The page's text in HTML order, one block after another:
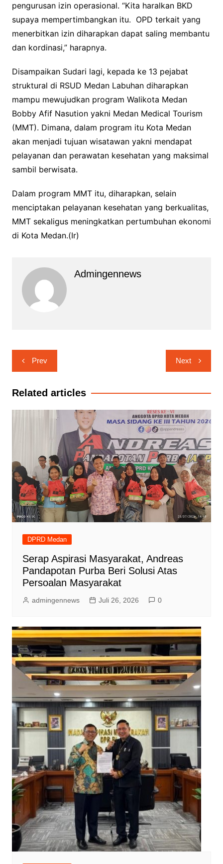
pengurusan izin operasional. “Kita haralkan BKD
supaya mempertimbangkan itu. OPD terkait yang
menerbitkan izin diharapkan dapat saling membantu
dan kordinasi,” harapnya.
Disampaikan Sudari lagi, kepada ke 13 pejabat
struktural di RSUD Medan Labuhan diharapkan
mampu mewujudkan program Walikota Medan
Bobby Afif Nasution yakni Medan Medical Tourism
(MMT). Dimana, dalam program itu Kota Medan
akan menjadi tujuan wisatawan yakni mendapat
pelayanan dan perawatan kesehatan yang maksimal
sambil berwisata.
Dalam program MMT itu, diharapkan, selain
menciptakan pelayanan kesehatan yang berkualitas,
MMT sekaligus meningkatkan pertumbuhan ekonomi
di Kota Medan.(Ir)
Admingennews
Navigasi
pos
Prev Next
Related articles
DPRD Medan
Serap Aspirasi Masyarakat, Andreas
Pandapotan Purba Beri Solusi Atas
Persoalan Masyarakat
admingennews Juli 26, 2026 0